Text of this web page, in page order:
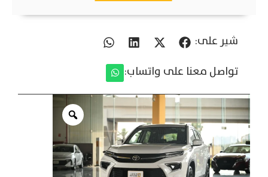
شير على:
تواصل معنا على واتساب: